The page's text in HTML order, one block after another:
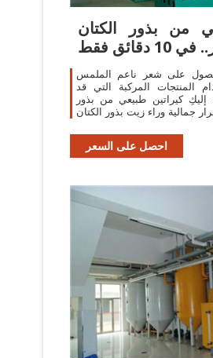
من بذور الكتان
دقائق فقط
على شعر ناعم الملمس
المنتجات المركبة التي قد
كيراتين طبيعي من بذور
احصل على السعر